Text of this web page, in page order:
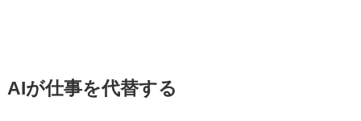
AIが仕事を代替する